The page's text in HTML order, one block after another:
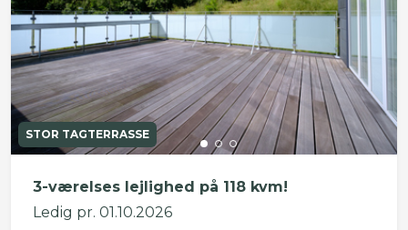
STOR TAGTERRASSE
3-værelses lejlighed på 118 kvm!
Ledig pr. 01.10.2026